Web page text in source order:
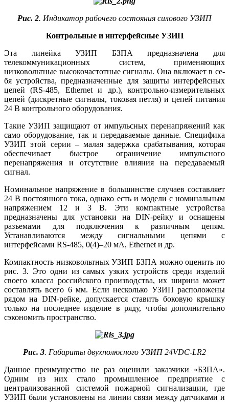
Рис. 2. Индикатор рабочего состояния силового УЗИП
Контрольные и интерфейсные УЗИП
Эта линейка УЗИП БЗПА предназначена для
телекоммуникационных систем, применяющих
низковольтные высокочастотные сигналы. Она включает в се­
бя устройства, предназначенные для защиты интерфейсных
цепей (RS‑485, Ethernet и др.), контрольно-измерительных
цепей (дискретные сигналы, токовая петля) и цепей питания
24 В контрольного оборудования.
Такие УЗИП защищают от импульсных перенапряжений как
само оборудование, так и передаваемые данные. Специфика
УЗИП этой серии – малая задержка срабатывания, которая
обеспечивает быстрое ограничение импульсного
перенапряжения и отсутствие влияния на передаваемый
сигнал.
Номинальное напряжение в большинстве случаев составляет
24 В постоянного то­ка, однако есть и модели с номинальным
напряжением 12 и 3 В. Эти компактные устройства
предназначены для установки на DIN-рейку и оснащены
разъемами для подключения к различным цепям.
Устанавливаются между сигнальными цепями с
интерфейсами RS‑485, 0(4)–20 мА, Ethernet и др.
Компактность низковольтных УЗИП БЗПА можно оценить по
рис. 3. Это одни из самых узких устройств среди изделий
своего класса российского производства, их ширина может
составлять всего 6 мм. Если несколько УЗИП расположены
рядом на DIN-рейке, допускается ставить боковую крышку
только на последнее изделие в ря­ду, чтобы дополнительно
сэкономить пространство.
Рис. 3. Габариты двухполюсного УЗИП 24VDC-LR2
Данное преимущество не раз оценили заказчики «БЗПА».
Одним из них стало промышленное предприятие с
централизованной системой пожарной сигнализации, где
УЗИП бы­ли установлены на линии связи между датчиками и